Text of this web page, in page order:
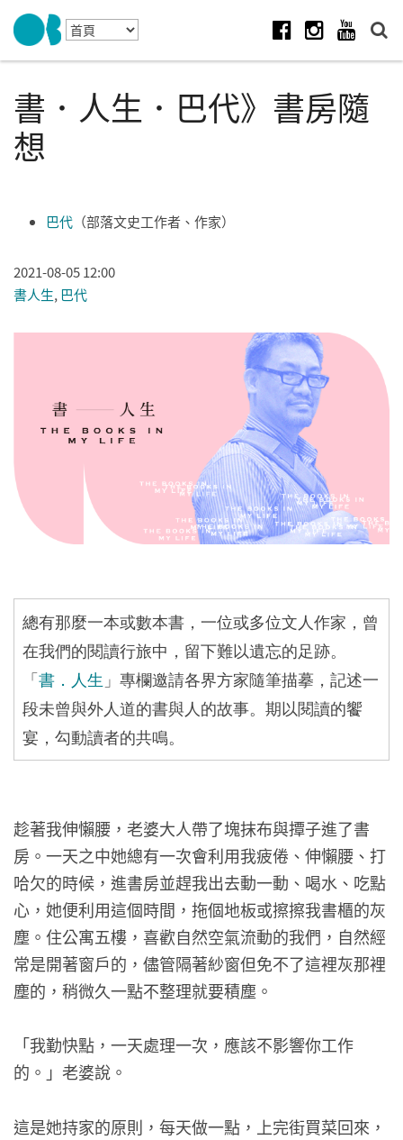
Skip to navigation
移至主內容
書．人生．巴代》書房隨
想
巴代 （部落文史工作者、作家）
2021-08-05 12:00
書人生, 巴代
總有那麼一本或數本書，一位或多位文人作家，曾
在我們的閱讀行旅中，留下難以遺忘的足跡。
「 書．人生 」專欄邀請各界方家隨筆描摹，記述一
段未曾與外人道的書與人的故事。期以閱讀的饗
宴，勾動讀者的共鳴。
趁著我伸懶腰，老婆大人帶了塊抹布與撢子進了書
房。一天之中她總有一次會利用我疲倦、伸懶腰、打
哈欠的時候，進書房並趕我出去動一動、喝水、吃點
心，她便利用這個時間，拖個地板或擦擦我書櫃的灰
塵。住公寓五樓，喜歡自然空氣流動的我們，自然經
常是開著窗戶的，儘管隔著紗窗但免不了這裡灰那裡
塵的，稍微久一點不整理就要積塵。
「我勤快點，一天處理一次，應該不影響你工作
的。」老婆說。
這是她持家的原則，每天做一點，上完街買菜回來，